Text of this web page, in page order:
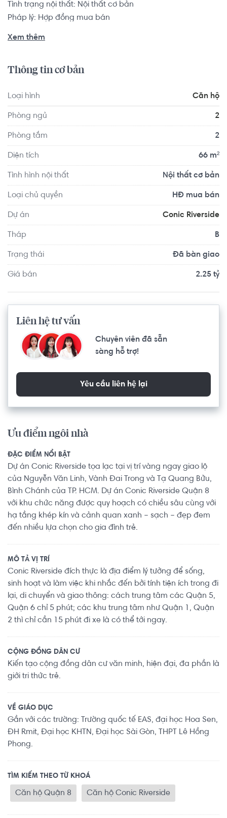
Tình trạng nội thất: Nội thất cơ bản
Pháp lý: Hợp đồng mua bán
lại, di chuyển và giao thông: cách trung tâm các Quận 5,
2 thì chỉ cần 15 phút đi xe là có thể tới ngay.
Xem thêm
Thông tin cơ bản
Loại hình Căn hộ
Phòng ngủ 2
Phòng tắm 2
Diện tích 66 m²
Tình hình nội thất Nội thất cơ bản
Loại chủ quyền HĐ mua bán
Dự án Conic Riverside
Tháp B
Trạng thái Đã bàn giao
Giá bán 2.25 tỷ
Liên hệ tư vấn
Chuyên viên đã sẵn
sàng hỗ trợ!
Yêu cầu liên hệ lại
Ưu điểm ngôi nhà
ĐẶC ĐIỂM NỔI BẬT
Dự án Conic Riverside tọa lạc tại vị trí vàng ngay giao lộ
của Nguyễn Văn Linh, Vành Đai Trong và Tạ Quang Bửu,
Bình Chánh của TP. HCM. Dự án Conic Riverside Quận 8
với khu chức năng được quy hoạch có chiều sâu cùng với
hạ tầng khép kín và cảnh quan xanh – sạch – đẹp đem
đến nhiều lựa chọn cho gia đình trẻ.
MÔ TẢ VỊ TRÍ
Conic Riverside đích thực là địa điểm lý tưởng để sống,
sinh hoạt và làm việc khi nhắc đến bởi tính tiện ích trong đi
lại, di chuyển và giao thông: cách trung tâm các Quận 5,
Quận 6 chỉ 5 phút; các khu trung tâm như Quận 1, Quận
2 thì chỉ cần 15 phút đi xe là có thể tới ngay.
CỘNG ĐỒNG DÂN CƯ
Kiến tạo cộng đồng dân cư văn minh, hiện đại, đa phần là
giới tri thức trẻ.
VỀ GIÁO DỤC
Gần với các trường: Trường quốc tế EAS, đại học Hoa Sen,
ĐH Rmit, Đại học KHTN, Đại học Sài Gòn, THPT Lê Hồng
Phong.
TÌM KIẾM THEO TỪ KHOÁ
Căn hộ Quận 8 Căn hộ Conic Riverside